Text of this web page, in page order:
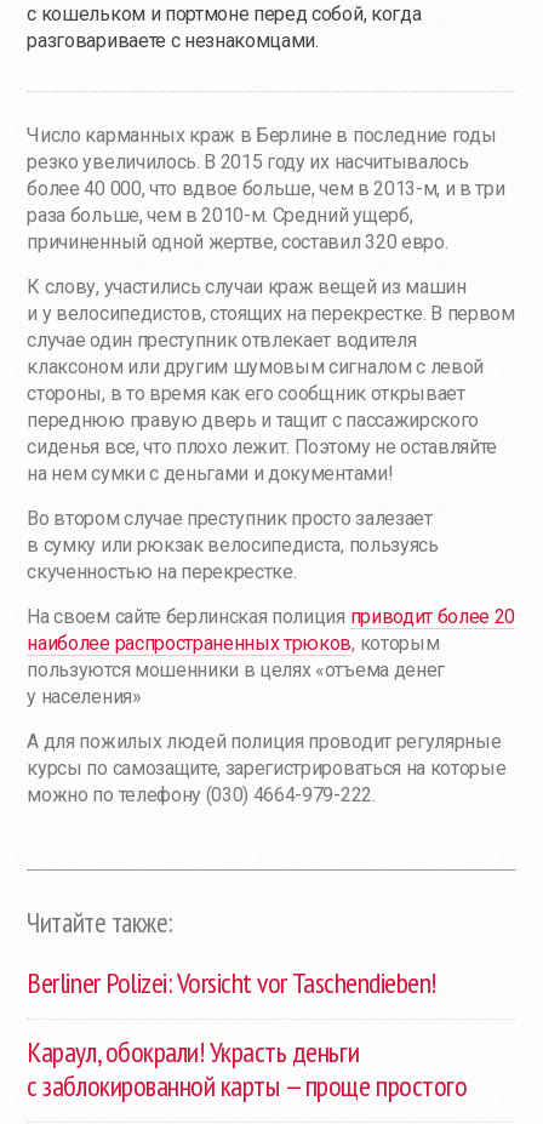
с кошельком и портмоне перед собой, когда
разговариваете с незнакомцами.
Число карманных краж в Берлине в последние годы
резко увеличилось. В 2015 году их насчитывалось
более 40 000, что вдвое больше, чем в 2013-м, и в три
раза больше, чем в 2010-м. Средний ущерб,
причиненный одной жертве, составил 320 евро.
К слову, участились случаи краж вещей из машин
и у велосипедистов, стоящих на перекрестке. В первом
случае один преступник отвлекает водителя
клаксоном или другим шумовым сигналом с левой
стороны, в то время как его сообщник открывает
переднюю правую дверь и тащит с пассажирского
сиденья все, что плохо лежит. Поэтому не оставляйте
на нем сумки с деньгами и документами!
Во втором случае преступник просто залезает
в сумку или рюкзак велосипедиста, пользуясь
скученностью на перекрестке.
На своем сайте берлинская полиция приводит более 20
наиболее распространенных трюков, которым
пользуются мошенники в целях «отъема денег
у населения»
А для пожилых людей полиция проводит регулярные
курсы по самозащите, зарегистрироваться на которые
можно по телефону (030) 4664-979-222.
Читайте также:
Berliner Polizei: Vorsicht vor Taschendieben!
Караул, обокрали! Украсть деньги
с заблокированной карты — проще простого